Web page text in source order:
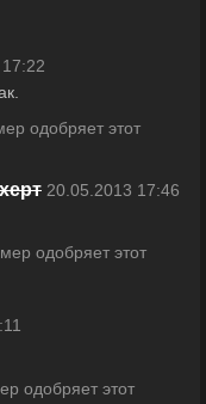
одобряет этот
20.05.2013 17:46
одобряет этот
одобряет этот